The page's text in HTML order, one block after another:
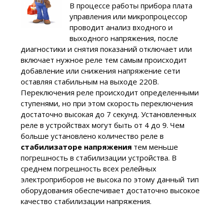
В процессе работы прибора плата
управления или микропроцессор
проводит анализ входного и
выходного напряжения, после
диагностики и снятия показаний отключает или
включает нужное реле тем самым происходит
добавление или снижения напряжение сети
оставляя стабильным на выходе 220В.
Переключения реле происходит определенными
ступенями, но при этом скорость переключения
достаточно высокая до 7 секунд. Установленных
реле в устройствах могут быть от 4 до 9. Чем
больше установлено количество реле в
стабилизаторе напряжениятем меньше
погрешность в стабилизации устройства. В
среднем погрешность всех релейных
электроприборов не высока по этому данный тип
оборудования обеспечивает достаточно высокое
качество стабилизации напряжения.